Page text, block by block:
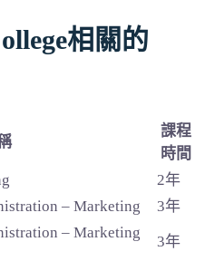
相關的
課程
時間
2年
– Marketing
3年
– Marketing
3年